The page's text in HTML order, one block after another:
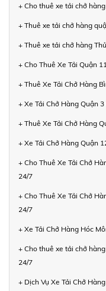
+ Cho thuê xe tải chở
+ Thuê xe tải chở hàng
+ Thuê xe tải chở hàng
+ Cho Thuê Xe Tải Quận
+ Thuê Xe Tải Chở Hàng
+ Xe Tải Chở Hàng Quận
+ Thuê Xe Tải Chở Hàng
+ Xe Tải Chở Hàng Quận
+ Cho Thuê Xe Tải Chở
24/7
+ Cho Thuê Xe Tải Chở
24/7
+ Xe Tải Chở Hàng Hóc
+ Cho thuê xe tải chở
24/7
+ Dịch Vụ Xe Tải Chở